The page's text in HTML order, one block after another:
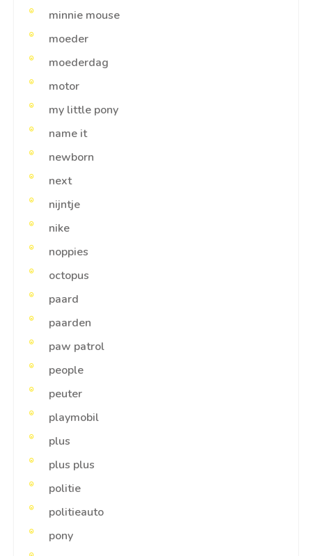
minnie mouse
moeder
moederdag
motor
my little pony
name it
newborn
next
nijntje
nike
noppies
octopus
paard
paarden
paw patrol
people
peuter
playmobil
plus
plus plus
politie
politieauto
pony